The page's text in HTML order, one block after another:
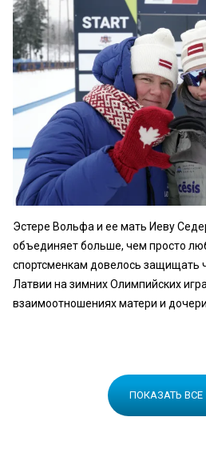
Эстере Вольфа и ее мать Иеву
объединяет больше, чем просто
спортсменкам довелось защищать
Латвии на зимних Олимпийских
взаимоотношениях матери и
ПОКАЗАТЬ ВСЕ